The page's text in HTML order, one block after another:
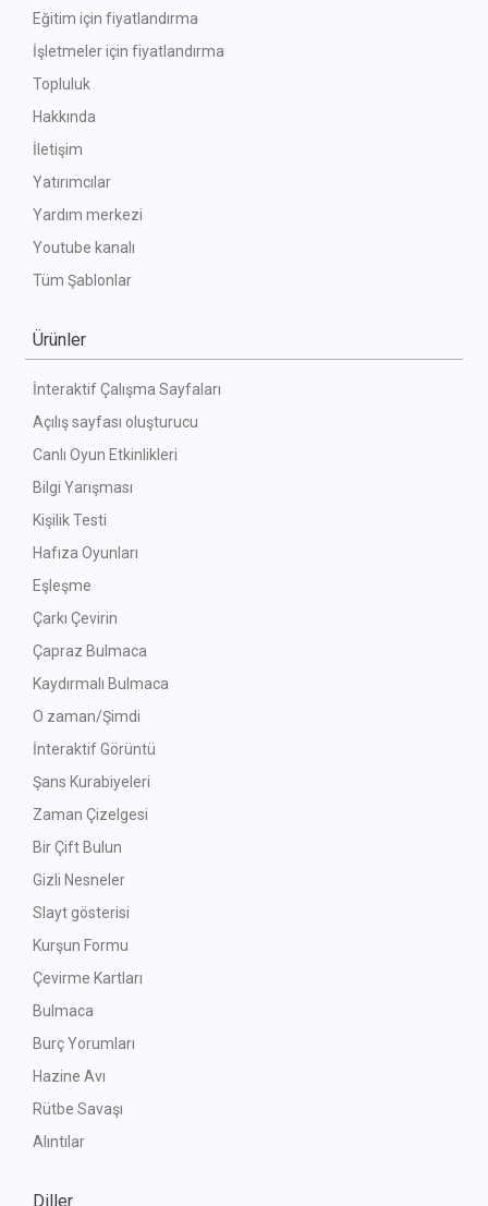
Eğitim için fiyatlandırma
İşletmeler için fiyatlandırma
Topluluk
Hakkında
İletişim
Yatırımcılar
Yardım merkezi
Youtube kanalı
Tüm Şablonlar
Ürünler
İnteraktif Çalışma Sayfaları
Açılış sayfası oluşturucu
Canlı Oyun Etkinlikleri
Bilgi Yarışması
Kişilik Testi
Hafıza Oyunları
Eşleşme
Çarkı Çevirin
Çapraz Bulmaca
Kaydırmalı Bulmaca
O zaman/Şimdi
İnteraktif Görüntü
Şans Kurabiyeleri
Zaman Çizelgesi
Bir Çift Bulun
Gizli Nesneler
Slayt gösterisi
Kurşun Formu
Çevirme Kartları
Bulmaca
Burç Yorumları
Hazine Avı
Rütbe Savaşı
Alıntılar
Diller